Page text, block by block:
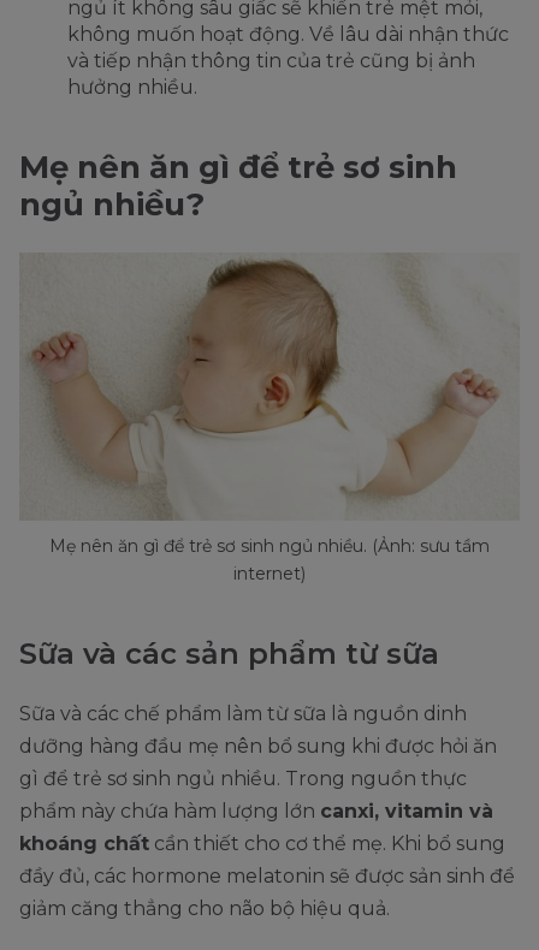
ngủ ít không sâu giấc sẽ khiến trẻ mệt mỏi,
không muốn hoạt động. Về lâu dài nhận thức
và tiếp nhận thông tin của trẻ cũng bị ảnh
hưởng nhiều.
Mẹ nên ăn gì để trẻ sơ sinh
ngủ nhiều?
Mẹ nên ăn gì để trẻ sơ sinh ngủ nhiều. (Ảnh: sưu tầm
internet)
Sữa và các sản phẩm từ sữa
Sữa và các chế phẩm làm từ sữa là nguồn dinh
dưỡng hàng đầu mẹ nên bổ sung khi được hỏi ăn
gì để trẻ sơ sinh ngủ nhiều. Trong nguồn thực
phẩm này chứa hàm lượng lớn canxi, vitamin và
khoáng chất cần thiết cho cơ thể mẹ. Khi bổ sung
đầy đủ, các hormone melatonin sẽ được sản sinh để
giảm căng thẳng cho não bộ hiệu quả.